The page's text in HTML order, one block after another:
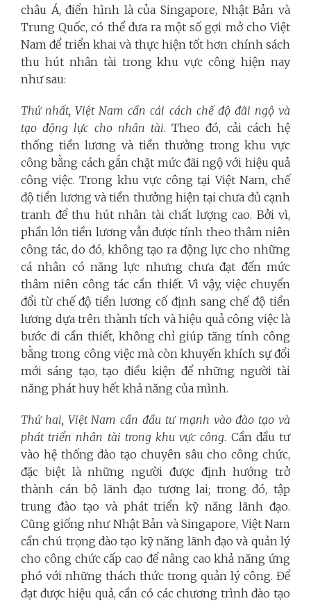
châu Á, điển hình là của Singapore, Nhật Bản và
Trung Quốc, có thể đưa ra một số gợi mở cho Việt
Nam để triển khai và thực hiện tốt hơn chính sách
thu hút nhân tài trong khu vực công hiện nay
như sau:
Thứ nhất, Việt Nam cần cải cách chế độ đãi ngộ và
tạo động lực cho nhân tài. Theo đó, cải cách hệ
thống tiền lương và tiền thưởng trong khu vực
công bằng cách gắn chặt mức đãi ngộ với hiệu quả
công việc. Trong khu vực công tại Việt Nam, chế
độ tiền lương và tiền thưởng hiện tại chưa đủ cạnh
tranh để thu hút nhân tài chất lượng cao. Bởi vì,
phần lớn tiền lương vẫn được tính theo thâm niên
công tác, do đó, không tạo ra động lực cho những
cá nhân có năng lực nhưng chưa đạt đến mức
thâm niên công tác cần thiết. Vì vậy, việc chuyển
đổi từ chế độ tiền lương cố định sang chế độ tiền
lương dựa trên thành tích và hiệu quả công việc là
bước đi cần thiết, không chỉ giúp tăng tính công
bằng trong công việc mà còn khuyến khích sự đổi
mới sáng tạo, tạo điều kiện để những người tài
năng phát huy hết khả năng của mình.
Thứ hai, Việt Nam cần đầu tư mạnh vào đào tạo và
phát triển nhân tài trong khu vực công. Cần đầu tư
vào hệ thống đào tạo chuyên sâu cho công chức,
đặc biệt là những người được định hướng trở
thành cán bộ lãnh đạo tương lai; trong đó, tập
trung đào tạo và phát triển kỹ năng lãnh đạo.
Cũng giống như Nhật Bản và Singapore, Việt Nam
cần chú trọng đào tạo kỹ năng lãnh đạo và quản lý
cho công chức cấp cao để nâng cao khả năng ứng
phó với những thách thức trong quản lý công. Để
đạt được hiệu quả, cần có các chương trình đào tạo